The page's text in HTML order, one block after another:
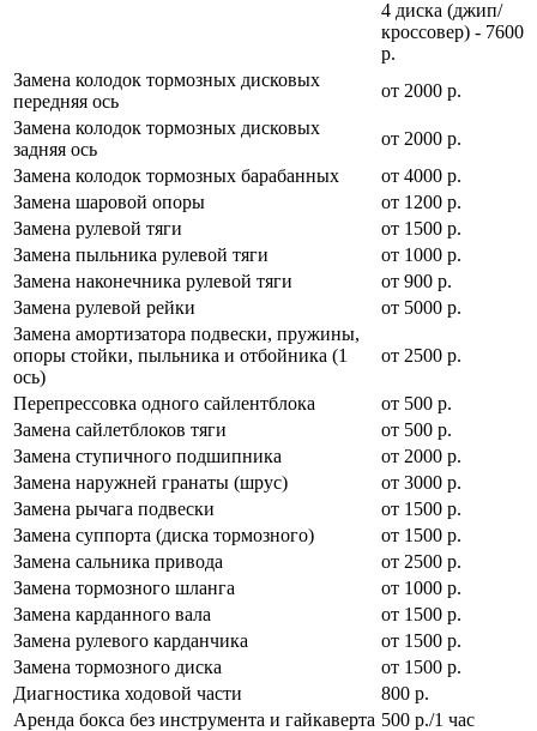
4 диска (джип/
кроссовер) - 7600
р.
Замена колодок тормозных дисковых
передняя ось
от 2000 р.
Замена колодок тормозных дисковых
задняя ось
от 2000 р.
Замена колодок тормозных барабанных
от 4000 р.
Замена шаровой опоры
от 1200 р.
Замена рулевой тяги
от 1500 р.
Замена пыльника рулевой тяги
от 1000 р.
Замена наконечника рулевой тяги
от 900 р.
Замена рулевой рейки
от 5000 р.
Замена амортизатора подвески, пружины,
опоры стойки, пыльника и отбойника (1
ось)
от 2500 р.
Перепрессовка одного сайлентблока
от 500 р.
Замена сайлетблоков тяги
от 500 р.
Замена ступичного подшипника
от 2000 р.
Замена наружней гранаты (шрус)
от 3000 р.
Замена рычага подвески
от 1500 р.
Замена суппорта (диска тормозного)
от 1500 р.
Замена сальника привода
от 2500 р.
Замена тормозного шланга
от 1000 р.
Замена карданного вала
от 1500 р.
Замена рулевого карданчика
от 1500 р.
Замена тормозного диска
от 1500 р.
Диагностика ходовой части
800 р.
Аренда бокса без инструмента и гайкаверта 500 р./1 час